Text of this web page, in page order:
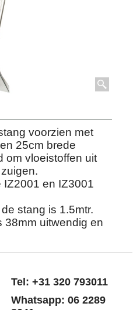
voorzien met
25cm brede
om vloeistoffen uit
IZ2001 en IZ3001
stang is 1.5mtr.
38mm uitwendig en